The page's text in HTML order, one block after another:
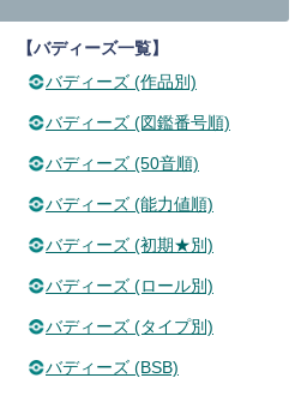
【バディーズ一覧】
バディーズ (作品別)
バディーズ (図鑑番号順)
バディーズ (50音順)
バディーズ (能力値順)
バディーズ (初期★別)
バディーズ (ロール別)
バディーズ (タイプ別)
バディーズ (BSB)